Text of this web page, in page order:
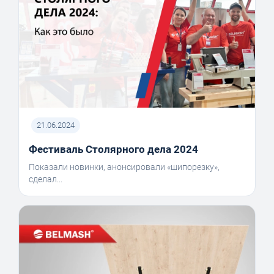
21.06.2024
Фестиваль Столярного дела 2024
Показали новинки, анонсировали «шипорезку»,
сделал...